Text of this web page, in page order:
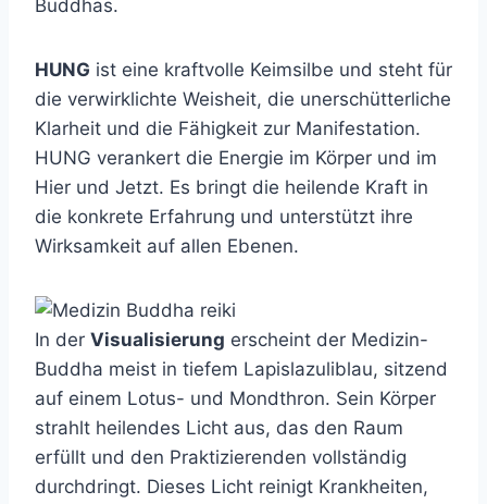
Buddhas.
HUNG ist eine kraftvolle Keimsilbe und steht für
die verwirklichte Weisheit, die unerschütterliche
Klarheit und die Fähigkeit zur Manifestation.
HUNG verankert die Energie im Körper und im
Hier und Jetzt. Es bringt die heilende Kraft in
die konkrete Erfahrung und unterstützt ihre
Wirksamkeit auf allen Ebenen.
In der Visualisierung erscheint der Medizin-
Buddha meist in tiefem Lapislazuliblau, sitzend
auf einem Lotus- und Mondthron. Sein Körper
strahlt heilendes Licht aus, das den Raum
erfüllt und den Praktizierenden vollständig
durchdringt. Dieses Licht reinigt Krankheiten,